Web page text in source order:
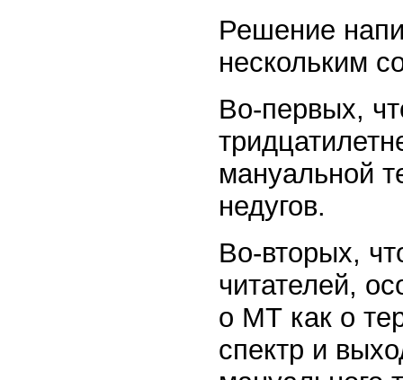
Решение
нескольким
Во-первых,
мануальной
недугов.
Во-вторых,
читателей,
о МТ как о
спектр и